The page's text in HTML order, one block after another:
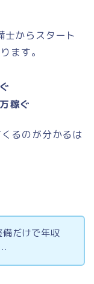
士からスタート
ます。
稼ぐ
るのが分かるは
だけで年収